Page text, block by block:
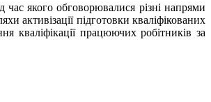
час якого обговорювалися різні напрями
активізації підготовки кваліфікованих
кваліфікації працюючих робітників за